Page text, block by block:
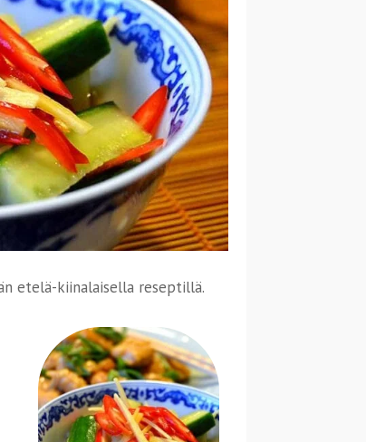
etelä-kiinalaisella reseptillä.